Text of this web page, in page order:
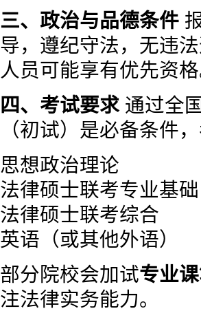
三、政治与品德条件
导，遵纪守法，无违
人员可能享有优先资
四、考试要求通过全
（初试）是必备条件
思想政治理论
法律硕士联考专业基础
法律硕士联考综合
英语（或其他外语）
部分院校会加试专业
注法律实务能力。